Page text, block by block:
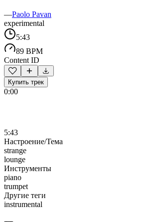
—Paolo Pavan
experimental
5:43
89 BPM
Content ID
Купить трек
0:00
5:43
Настроение/Тема
strange
lounge
Инструменты
piano
trumpet
Другие теги
instrumental